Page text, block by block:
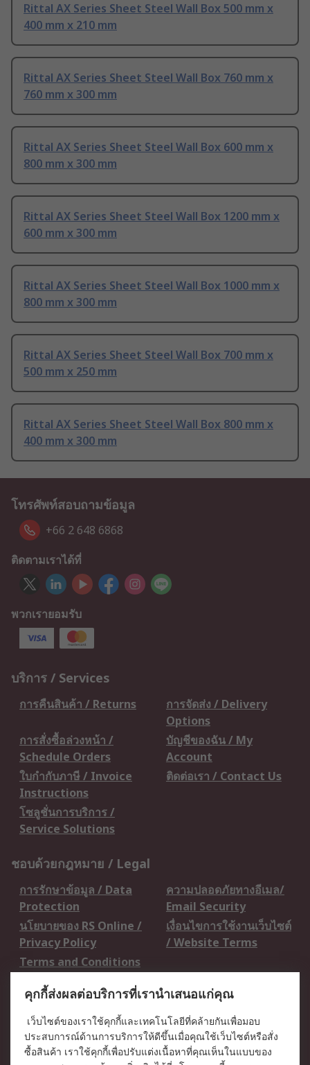
Rittal AX Series Sheet Steel Wall Box 500 mm x
400 mm x 210 mm
Rittal AX Series Sheet Steel Wall Box 760 mm x
760 mm x 300 mm
Rittal AX Series Sheet Steel Wall Box 600 mm x
800 mm x 300 mm
Rittal AX Series Sheet Steel Wall Box 1200 mm x
600 mm x 300 mm
Rittal AX Series Sheet Steel Wall Box 1000 mm x
800 mm x 300 mm
Rittal AX Series Sheet Steel Wall Box 700 mm x
500 mm x 250 mm
Rittal AX Series Sheet Steel Wall Box 800 mm x
400 mm x 300 mm
โทรศัพท์สอบถามข้อมูล
+66 2 648 6868
ติดตามเราได้ที่
พวกเรายอมรับ
บริการ / Services
การคืนสินค้า / Returns
การจัดส่ง / Delivery
Options
การสั่งซื้อล่วงหน้า /
Schedule Orders
บัญชีของฉัน / My
Account
ใบกำกับภาษี / Invoice
Instructions
ติดต่อเรา / Contact Us
โซลูชั่นการบริการ /
Service Solutions
ชอบด้วยกฎหมาย / Legal
การรักษาข้อมูล / Data
Protection
ความปลอดภัยทางอีเมล/
Email Security
นโยบายของ RS Online /
Privacy Policy
เงื่อนไขการใช้งานเว็บไซต์
/ Website Terms
Terms and Conditions
เกี่ยวกับ RS / About RS
RS ทั่วโลก / RS
Worldwide
ข่าวประชาสัมพันธ์ / Press
Centre
คุกกี้ส่งผลต่อบริการที่เรานำเสนอแก่คุณ
เว็บไซต์ของเราใช้คุกกี้และเทคโนโลยีที่คล้ายกันเพื่อมอบ
ประสบการณ์ด้านการบริการให้ดีขึ้นเมื่อคุณใช้เว็บไซต์หรือสั่ง
ซื้อสินค้า เราใช้คุกกี้เพื่อปรับแต่งเนื้อหาที่คุณเห็นในแบบของ